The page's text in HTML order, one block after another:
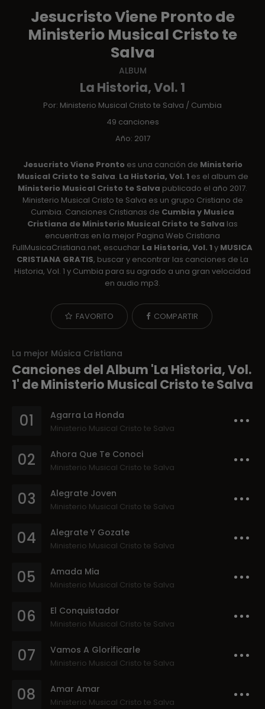
Jesucristo Viene Pronto de
Ministerio Musical Cristo te
Salva
ALBUM
La Historia, Vol. 1
Por: Ministerio Musical Cristo te Salva / Cumbia
49 canciones
Año: 2017
Jesucristo Viene Pronto es una canción de Ministerio
Musical Cristo te Salva. La Historia, Vol. 1 es el album de
Ministerio Musical Cristo te Salva publicado el año 2017.
Ministerio Musical Cristo te Salva es un grupo Cristiano de
Cumbia. Canciones Cristianas de Cumbia y Musica
Cristiana de Ministerio Musical Cristo te Salva las
encuentras en la mejor Pagina Web Cristiana
FullMusicaCristiana.net, escuchar La Historia, Vol. 1 y MUSICA
CRISTIANA GRATIS, buscar y encontrar las canciones de La
Historia, Vol. 1 y Cumbia para su agrado a una gran velocidad
en audio mp3.
FAVORITO COMPARTIR
La mejor Música Cristiana
Canciones del Album 'La Historia, Vol.
1' de Ministerio Musical Cristo te Salva
01 Agarra La Honda
Ministerio Musical Cristo te Salva
02 Ahora Que Te Conoci
Ministerio Musical Cristo te Salva
03 Alegrate Joven
Ministerio Musical Cristo te Salva
04 Alegrate Y Gozate
Ministerio Musical Cristo te Salva
05 Amada Mia
Ministerio Musical Cristo te Salva
06 El Conquistador
Ministerio Musical Cristo te Salva
07 Vamos A Glorificarle
Ministerio Musical Cristo te Salva
08 Amar Amar
Ministerio Musical Cristo te Salva